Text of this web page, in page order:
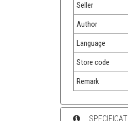
Seller
Author
Language
Store code
Remark